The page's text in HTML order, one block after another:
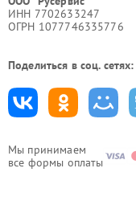
Мы принимаем
все формы оплаты
ИНН 7702633247
ОГРН 1077746335776
Поделиться в соц. сетях: